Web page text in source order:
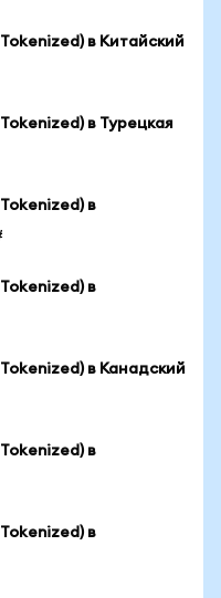
в Китайский
в Турецкая
в
в
в Канадский
в
в